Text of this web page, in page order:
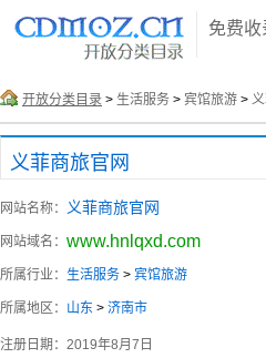
免费
开放分类目录 > 生活服务 > 宾馆旅游 >
义菲商旅官网
网站名称： 义菲商旅官网
网站域名： www.hnlqxd.com
所属行业： 生活服务 > 宾馆旅游
所属地区： 山东 > 济南市
注册日期： 2019年8月7日